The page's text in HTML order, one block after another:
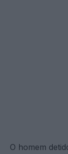
O homem